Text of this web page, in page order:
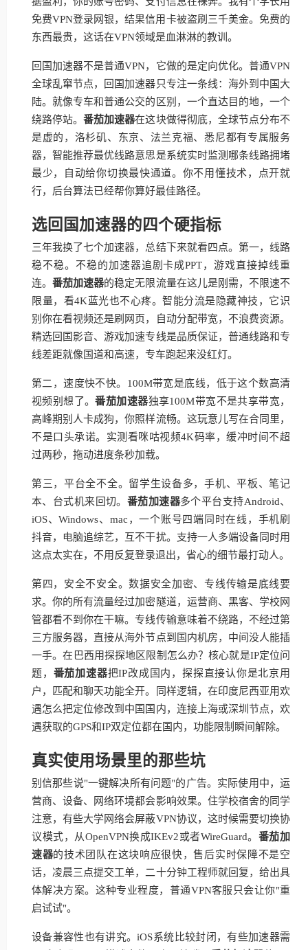
免费VPN登录网银，结果信用卡被盗刷三千美金。免费的
东西最贵，这话在VPN领域是血淋淋的教训。
回国加速器不是普通VPN，它做的是定向优化。普通VPN
全球乱窜节点，回国加速器只专注一条线：海外到中国大
陆。就像专车和普通公交的区别，一个直达目的地，一个
绕路停站。番茄加速器在这块做得彻底，全球节点分布不
是虚的，洛杉矶、东京、法兰克福、悉尼都有专属服务
器，智能推荐最优线路意思是系统实时监测哪条线路拥堵
最少，自动给你切换最快通道。你不用懂技术，点开就
行，后台算法已经帮你算好最佳路径。
选回国加速器的四个硬指标
三年我换了七个加速器，总结下来就看四点。第一，线路
稳不稳。不稳的加速器追剧卡成PPT，游戏直接掉线重
连。番茄加速器的稳定无限流量在这儿是刚需，不限速不
限量，看4K蓝光也不心疼。智能分流是隐藏神技，它识
别你在看视频还是刷网页，自动分配带宽，不浪费资源。
精选回国影音、游戏加速专线是品质保证，普通线路和专
线差距就像国道和高速，专车跑起来没红灯。
第二，速度快不快。100M带宽是底线，低于这个数高清
视频别想了。番茄加速器独享100M带宽不是共享带宽，
高峰期别人卡成狗，你照样流畅。这玩意儿写在合同里，
不是口头承诺。实测看咪咕视频4K码率，缓冲时间不超
过两秒，拖动进度条秒加载。
第三，平台全不全。留学生设备多，手机、平板、笔记
本、台式机来回切。 番茄加速器多个平台支持Android、
iOS、Windows、mac，一个账号四端同时在线，手机刷
抖音，电脑追综艺，互不干扰。支持一人多端设备同时用
这点太实在，不用反复登录退出，省心的细节最打动人。
第四，安全不安全。数据安全加密、专线传输是底线要
求。你的所有流量经过加密隧道，运营商、黑客、学校网
管都看不到你在干嘛。专线传输意味着不绕路，不经过第
三方服务器，直接从海外节点到国内机房，中间没人能插
一手。在巴西用探探地区限制怎么办？核心就是IP定位问
题， 番茄加速器把IP改成国内，探探直接认你是北京用
户，匹配和聊天功能全开。同样逻辑，在印度尼西亚用欢
遇怎么把定位修改到中国国内，连接上海或深圳节点，欢
遇获取的GPS和IP双定位都在国内，功能限制瞬间解除。
真实使用场景里的那些坑
别信那些说"一键解决所有问题"的广告。实际使用中，运
营商、设备、网络环境都会影响效果。住学校宿舍的同学
注意，有些大学网络会屏蔽VPN协议，这时候需要切换协
议模式，从OpenVPN换成IKEv2或者WireGuard。 番茄加
速器的技术团队在这块响应很快，售后实时保障不是空
话，凌晨三点提交工单，二十分钟工程师就回复，给出具
体解决方案。这种专业程度，普通VPN客服只会让你"重
启试试"。
设备兼容性也有讲究。iOS系统比较封闭，有些加速器需